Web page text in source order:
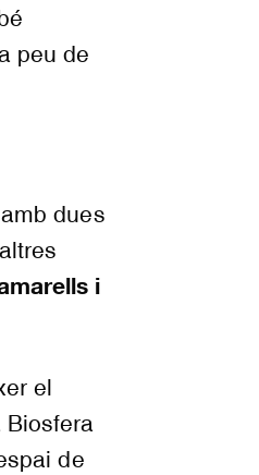
peu de
dues
i
el
Biosfera
de